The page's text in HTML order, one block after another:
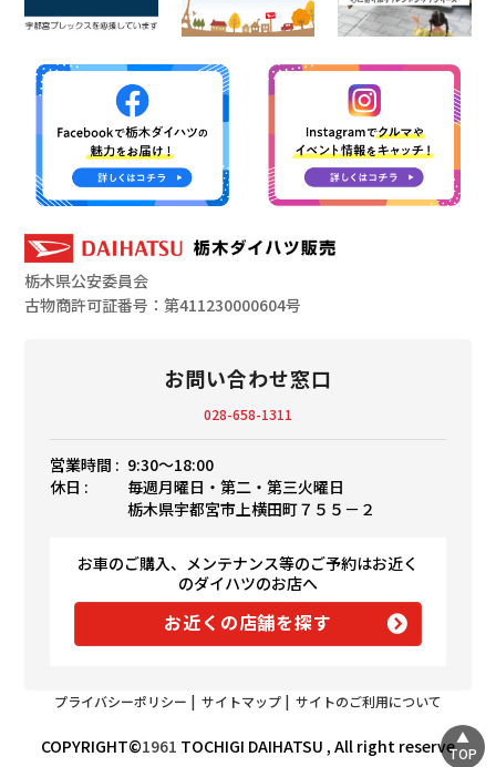
栃木県公安委員会
古物商許可証番号：第411230000604号
お問い合わせ窓口
028-658-1311
営業時間 : 9:30〜18:00
休日 :
毎週月曜日・第二・第三火曜日
栃木県宇都宮市上横田町７５５－２
お車のご購入、メンテナンス等のご予約はお近く
のダイハツのお店へ
お近くの店舗を探す
プライバシーポリシー | サイトマップ | サイトのご利用について
COPYRIGHT©1961 TOCHIGI DAIHATSU , All right reserveTOP